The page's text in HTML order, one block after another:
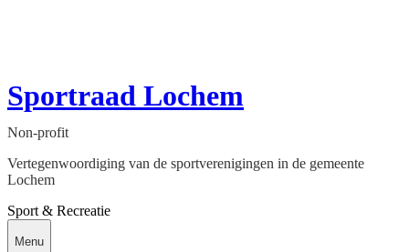
Sportraad Lochem
Non-profit
Vertegenwoordiging van de sportverenigingen in de gemeente
Lochem
Sport & Recreatie
Menu